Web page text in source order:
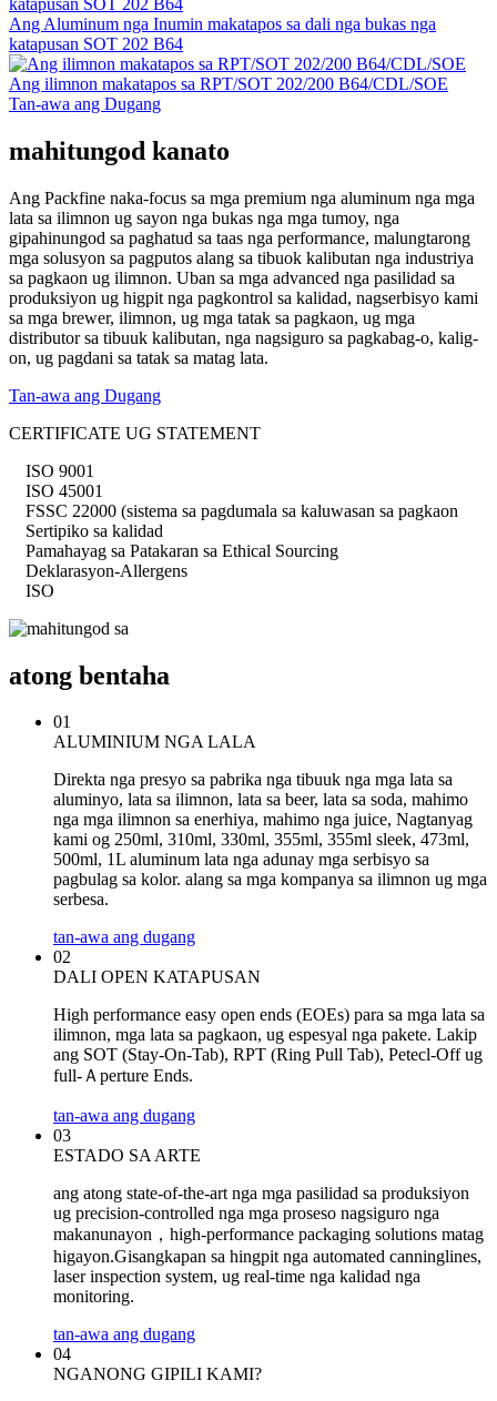
Ang Aluminum nga Inumin makatapos sa dali nga bukas nga
katapusan SOT 202 B64
Ang ilimnon makatapos sa RPT/SOT 202/200 B64/CDL/SOE
Tan-awa ang Dugang
mahitungod kanato
Ang Packfine naka-focus sa mga premium nga aluminum nga mga
lata sa ilimnon ug sayon ​​​​nga bukas nga mga tumoy, nga
gipahinungod sa paghatud sa taas nga performance, malungtarong
mga solusyon sa pagputos alang sa tibuok kalibutan nga industriya
sa pagkaon ug ilimnon. Uban sa mga advanced nga pasilidad sa
produksiyon ug higpit nga pagkontrol sa kalidad, nagserbisyo kami
sa mga brewer, ilimnon, ug mga tatak sa pagkaon, ug mga
distributor sa tibuuk kalibutan, nga nagsiguro sa pagkabag-o, kalig-
on, ug pagdani sa tatak sa matag lata.
Tan-awa ang Dugang
CERTIFICATE UG STATEMENT
ISO 9001
ISO 45001
FSSC 22000 (sistema sa pagdumala sa kaluwasan sa pagkaon
Sertipiko sa kalidad
Pamahayag sa Patakaran sa Ethical Sourcing
Deklarasyon-Allergens
ISO
atong bentaha
01
ALUMINIUM NGA LALA
Direkta nga presyo sa pabrika nga tibuuk nga mga lata sa
aluminyo, lata sa ilimnon, lata sa beer, lata sa soda, mahimo
nga mga ilimnon sa enerhiya, mahimo nga juice, Nagtanyag
kami og 250ml, 310ml, 330ml, 355ml, 355ml sleek, 473ml,
500ml, 1L aluminum lata nga adunay mga serbisyo sa
pagbulag sa kolor. alang sa mga kompanya sa ilimnon ug mga
serbesa.
tan-awa ang dugang
02
DALI OPEN KATAPUSAN
High performance easy open ends (EOEs) para sa mga lata sa
ilimnon, mga lata sa pagkaon, ug espesyal nga pakete. Lakip
ang SOT (Stay-On-Tab), RPT (Ring Pull Tab), Petecl-Off ug
full-Ａperture Ends.
tan-awa ang dugang
03
ESTADO SA ARTE
ang atong state-of-the-art nga mga pasilidad sa produksiyon
ug precision-controlled nga mga proseso nagsiguro nga
makanunayon，high-performance packaging solutions matag
higayon.Gisangkapan sa hingpit nga automated canninglines,
laser inspection system, ug real-time nga kalidad nga
monitoring.
tan-awa ang dugang
04
NGANONG GIPILI KAMI?